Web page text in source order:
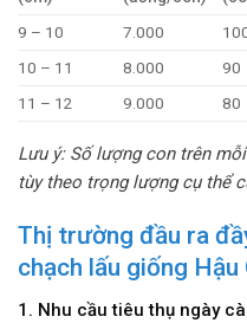
9 – 10
7.000
10 – 11
8.000 90
11 – 12
9.000 80
Lưu ý: Số lượng con trên
tùy theo trọng lượng cụ thể
Thị trường đầu ra
chạch lấu giống Hậu
1. Nhu cầu tiêu thụ ngày